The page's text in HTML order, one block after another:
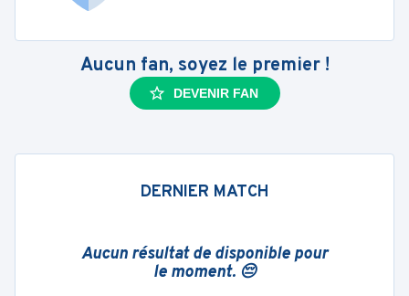
Aucun fan, soyez le premier !
DEVENIR FAN
DERNIER MATCH
Aucun résultat de disponible pour
le moment. 😔